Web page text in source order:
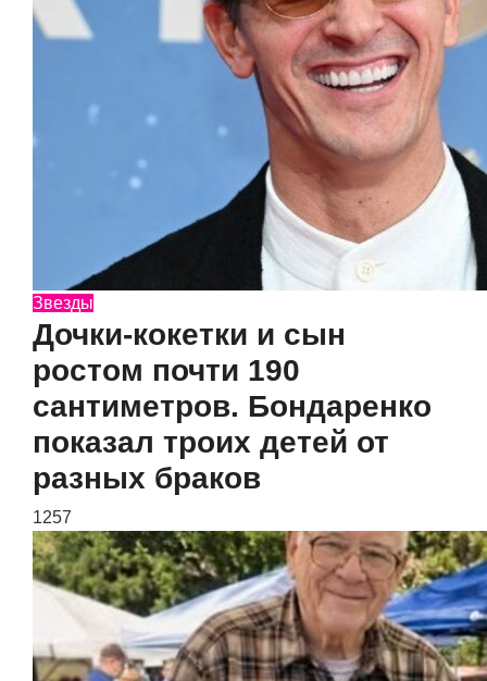
Звезды
Дочки-кокетки и сын
ростом почти 190
сантиметров. Бондаренко
показал троих детей от
разных браков
1257